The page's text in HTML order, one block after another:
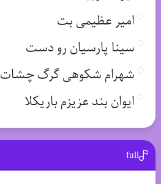
امیر عظیمی بت
سینا پارسیان رو دست
شهرام شکوهی گرگ چشات
ایوان بند عزیزم باریکلا
full